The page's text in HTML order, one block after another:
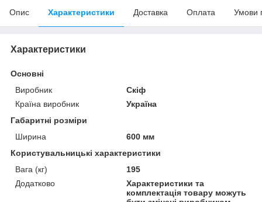
Опис Характеристики Доставка Оплата Умови
Характеристики
Основні
Виробник
Скіф
Країна виробник
Україна
Габаритні розміри
Ширина
600 мм
Користувальницькі характеристики
Вага (кг)
195
Додатково
Характеристики та
комплектація товару можуть